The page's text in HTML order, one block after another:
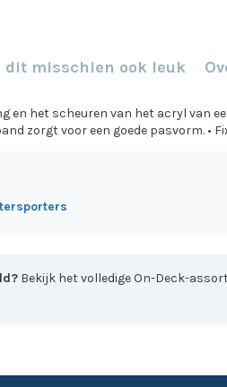
dit misschien ook leuk
en het scheuren van het acryl van
zorgt voor een goede pasvorm. •
Bekijk het volledige On-Deck-